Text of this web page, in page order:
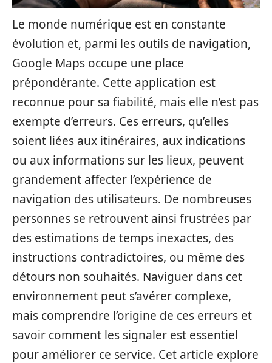
Le monde numérique est en constante
évolution et, parmi les outils de navigation,
Google Maps occupe une place
prépondérante. Cette application est
reconnue pour sa fiabilité, mais elle n’est pas
exempte d’erreurs. Ces erreurs, qu’elles
soient liées aux itinéraires, aux indications
ou aux informations sur les lieux, peuvent
grandement affecter l’expérience de
navigation des utilisateurs. De nombreuses
personnes se retrouvent ainsi frustrées par
des estimations de temps inexactes, des
instructions contradictoires, ou même des
détours non souhaités. Naviguer dans cet
environnement peut s’avérer complexe,
mais comprendre l’origine de ces erreurs et
savoir comment les signaler est essentiel
pour améliorer ce service. Cet article explore